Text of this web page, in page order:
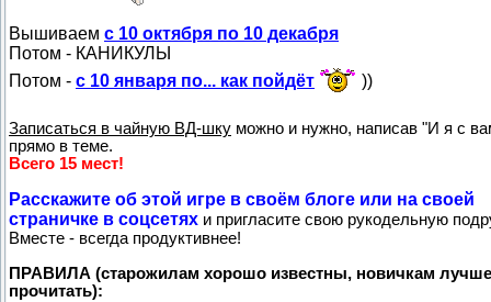
Вышиваем с 10 октября по 10 декабря
Потом - КАНИКУЛЫ
Потом - с 10 января по... как пойдёт ))
Записаться в чайную ВД-шку можно и нужно, написав "И я с
прямо в теме.
Всего 15 мест!
Расскажите об этой игре в своём блоге или на своей
страничке в соцсетях и пригласите свою рукодельную
Вместе - всегда продуктивнее!
ПРАВИЛА (старожилам хорошо известны, новичкам лучше
прочитать):